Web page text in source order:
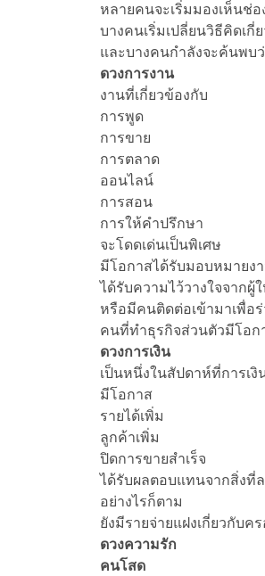
หลายคนจะเริ่มมองเห็นช่
บางคนเริ่มเปลี่ยนวิธีคิดเ
และบางคนกำลังจะค้นพบ
ดวงการงาน
งานที่เกี่ยวข้องกับ
การพูด
การขาย
การตลาด
ออนไลน์
การสอน
การให้คำปรึกษา
จะโดดเด่นเป็นพิเศษ
มีโอกาสได้รับมอบหมายง
ได้รับความไว้วางใจจากผู้
หรือมีคนติดต่อเข้ามาเพื่อ
คนที่ทำธุรกิจส่วนตัวมีโอก
ดวงการเงิน
เป็นหนึ่งในสัปดาห์ที่การเ
มีโอกาส
รายได้เพิ่ม
ลูกค้าเพิ่ม
ปิดการขายสำเร็จ
ได้รับผลตอบแทนจากสิ่งที่
อย่างไรก็ตาม
ยังมีรายจ่ายแฝงเกี่ยวกับ
ดวงความรัก
คนโสด